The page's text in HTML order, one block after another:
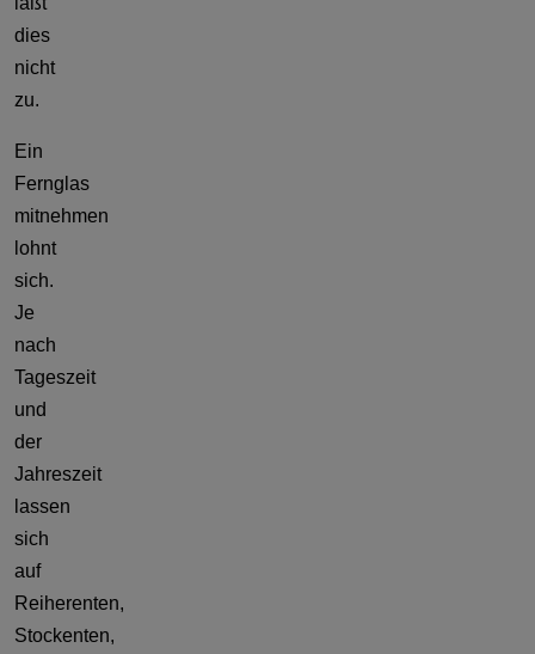
dies
nicht
zu.
Ein
Fernglas
mitnehmen
lohnt
sich.
Je
nach
Tageszeit
und
der
Jahreszeit
lassen
sich
auf
Reiherenten,
Stockenten,